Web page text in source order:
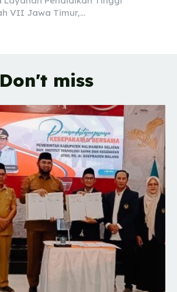
VII Jawa Timur,...
Don't miss